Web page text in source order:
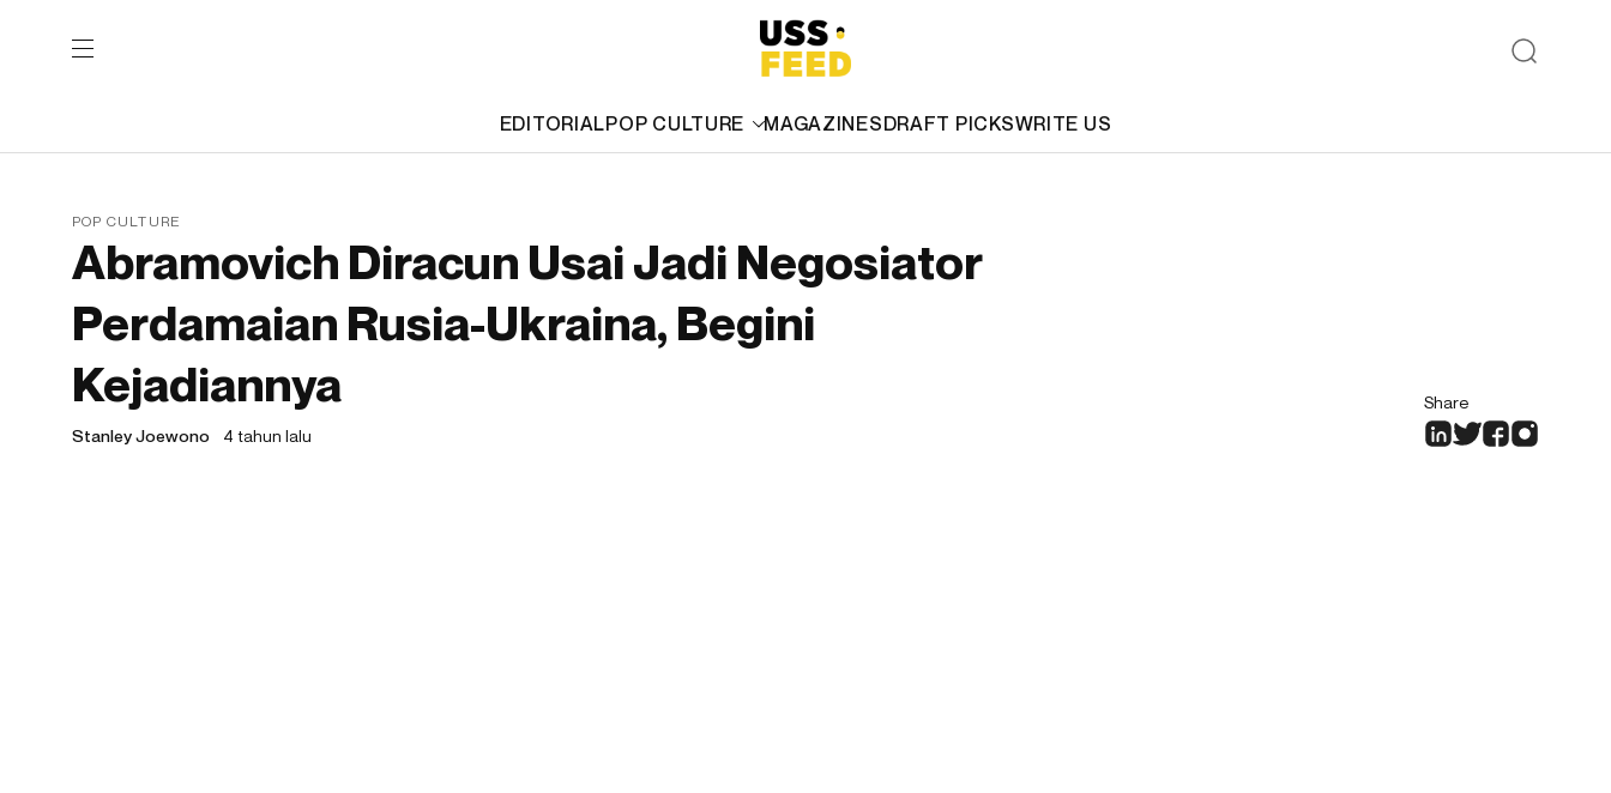
EDITORIALPOP CULTURE MAGAZINESDRAFT PICKSWRITE US
POP CULTURE
Abramovich Diracun Usai Jadi Negosiator
Perdamaian Rusia-Ukraina, Begini
Kejadiannya
Stanley Joewono 4 tahun lalu
Share